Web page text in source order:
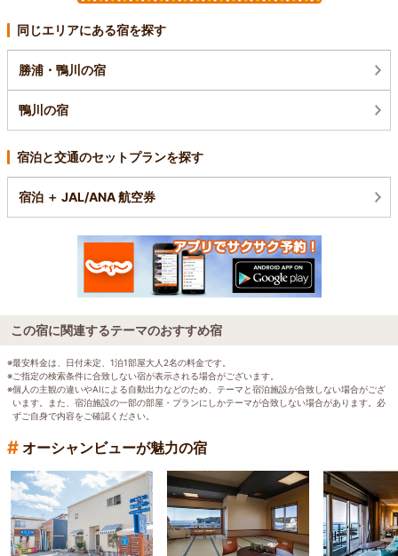
同じエリアにある宿を探す
勝浦・鴨川の宿
鴨川の宿
宿泊と交通のセットプランを探す
宿泊 ＋ JAL/ANA 航空券
この宿に関連するテーマのおすすめ宿
※最安料金は、日付未定、1泊1部屋大人2名の料金です。
※ご指定の検索条件に合致しない宿が表示される場合がございます。
※個人の主観の違いやAIによる自動出力などのため、テーマと宿泊施設が合致しない場合がござ
います。また、宿泊施設の一部の部屋・プランにしかテーマが合致しない場合があります。必
ずご自身で内容をご確認ください。
# オーシャンビューが魅力の宿